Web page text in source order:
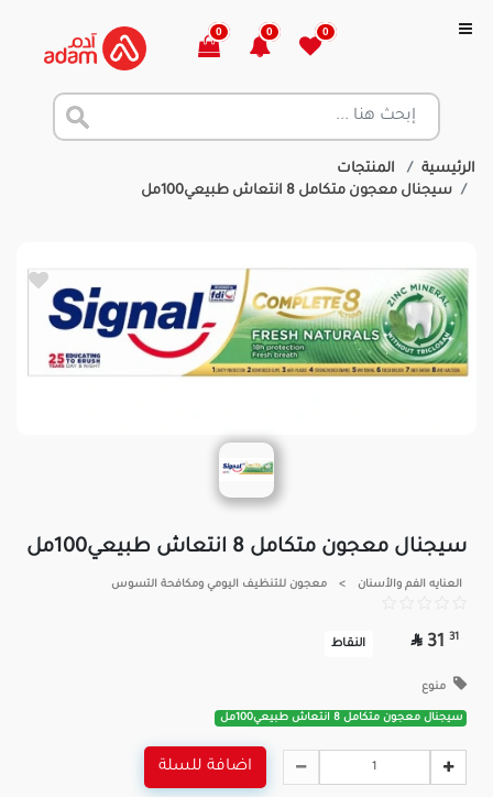
0
0
0
الرئيسية
المنتجات
سيجنال معجون متكامل 8 انتعاش طبيعي100مل
سيجنال معجون متكامل 8 انتعاش طبيعي100مل
العنايه الفم والأسنان > معجون للتنظيف اليومي ومكافحة التسوس
31
31
 النقاط
منوع
سيجنال معجون متكامل 8 انتعاش طبيعي100مل
اضافة للسلة